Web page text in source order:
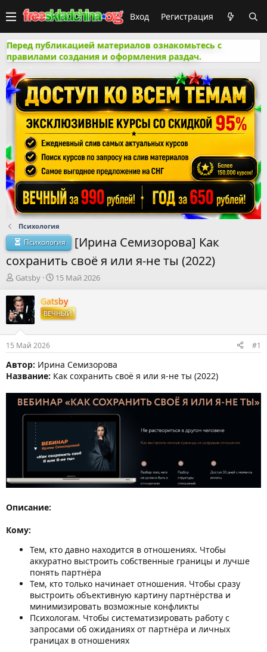
Вход Регистрация
Перед публикацией материалов ознакомьтесь с
правилами создания и оформления раздач.
Психология
Психология
[Ирина Семизорова] Как
сохранить своё я или я-не ты (2022)
А
т
о
р
т
е
м
ы
Gatsby
Д
т
а
н
а
л
а
15 Май 2026
Gatsby
ВЕЧНЫЙ
15 Май 2026 #1
Автор: Ирина Семизорова
Название: Как сохранить своё я или я-не ты (2022)
Описание:
Кому:
Тем, кто давно находится в отношениях. Чтобы
аккуратно выстроить собственные границы и лучше
понять партнёра
Тем, кто только начинает отношения. Чтобы сразу
выстроить объективную картину партнёрства и
минимизировать возможные конфликты
Психологам. Чтобы систематизировать работу с
запросами об ожиданиях от партнёра и личных
границах в отношениях